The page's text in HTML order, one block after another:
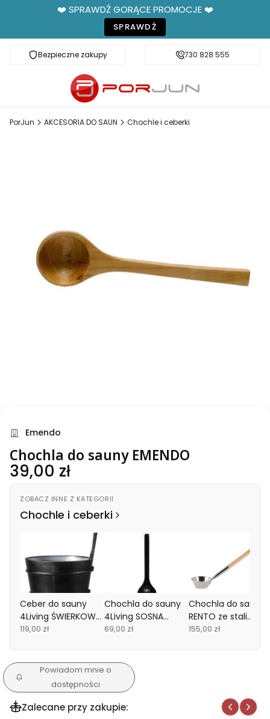
❤️ SPRAWDŹ GORĄCE PROMOCJE ❤️
SPRAWDŹ
Bezpieczne zakupy Fachowe doradztwo
730 828 555
PorJun AKCESORIA DO SAUN Chochle i ceberki
Emendo
Chochla do sauny EMENDO
Cena
39,00 zł
ZOBACZ INNE Z KATEGORII
Chochle i ceberki
Ceber do sauny
4Living ŚWIERKOWY
CZARNY
119,00 zł
Chochla do sauny
4Living SOSNA
CZARNA
69,00 zł
Chochla do sauny
RENTO ze stali
nierdzewnej
155,00 zł
Powiadom mnie o
dostępności
Zalecane przy zakupie: